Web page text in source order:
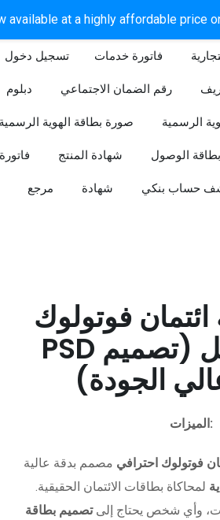
available at a highly affordable price
تسجيل دخول​ فاتورة خدمات
دبلوم رقم الضمان الاجتماعي
صورة بطاقة الهوية الرسمية الرسمية
شهادة المنتج بطاقة الوصول
مرجع شهادة حساب بنكي
فوتولوك
PSD قابل للتعديل (تصميم
الجودة)
الميزات:
فوتولوك احترافي مصمم بدقة عالية (PSD)،
لمحاكاة بطاقات الائتمان الحقيقية.
وأي شخص يحتاج إلىتصميم بطاقة